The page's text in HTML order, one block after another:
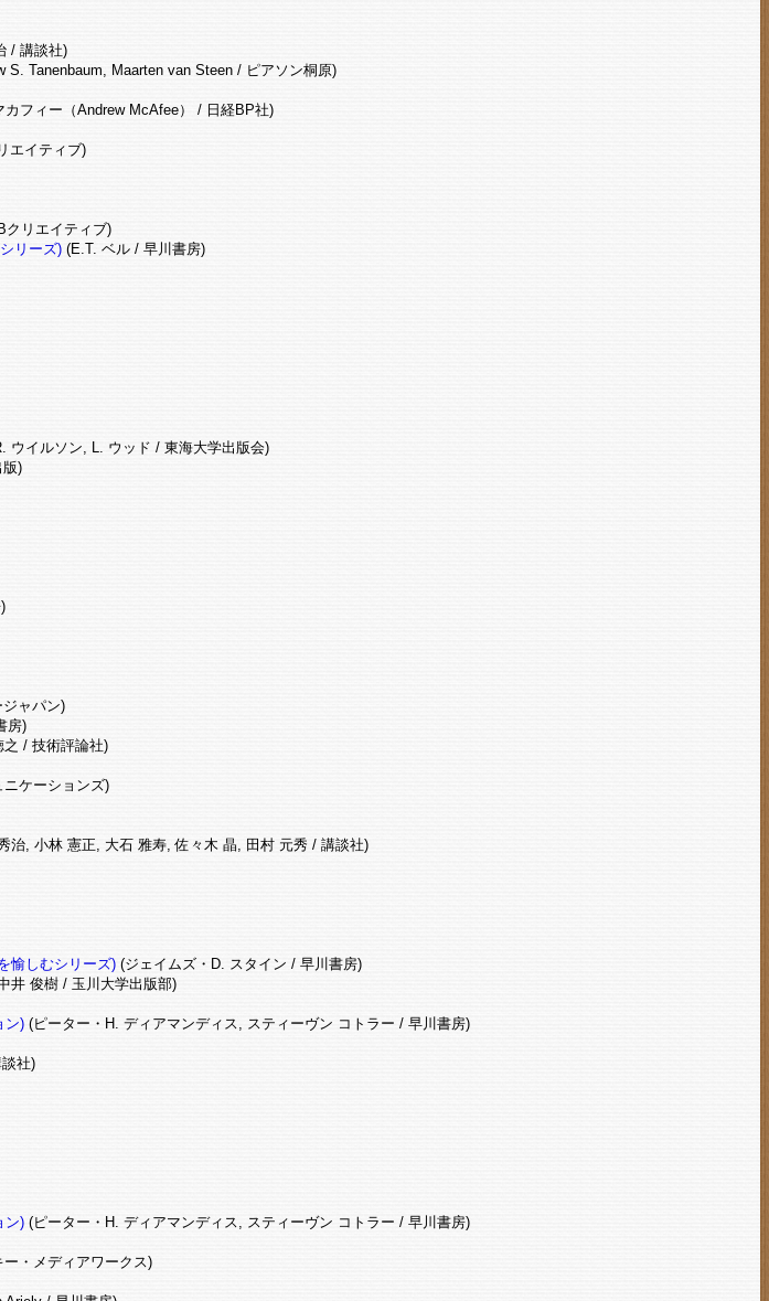
/ 講談社)
Tanenbaum, Maarten van Steen / ピアソン桐原)
フィー（Andrew McAfee） / 日経BP社)
エイティブ)
リエイティブ)
リーズ)(E.T. ベル / 早川書房)
ウイルソン, L. ウッド / 東海大学出版会)
)
ャパン)
房)
/ 技術評論社)
ケーションズ)
, 小林 憲正, 大石 雅寿, 佐々木 晶, 田村 元秀 / 講談社)
愉しむシリーズ)(ジェイムズ・D. スタイン / 早川書房)
井 俊樹 / 玉川大学出版部)
ン)(ピーター・H. ディアマンディス, スティーヴン コトラー / 早川書房)
社)
ン)(ピーター・H. ディアマンディス, スティーヴン コトラー / 早川書房)
・メディアワークス)